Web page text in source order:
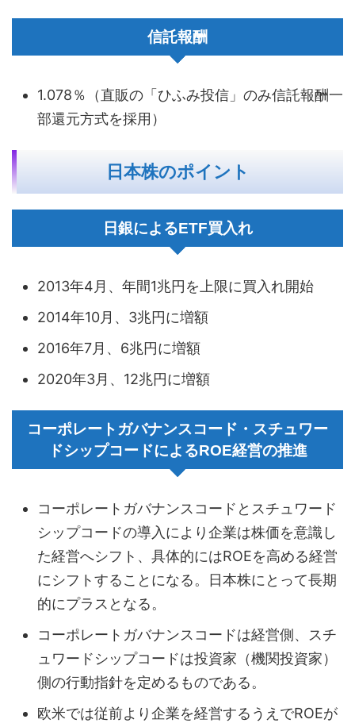
信託報酬
1.078％（直販の「ひふみ投信」のみ信託報酬一
部還元方式を採用）
日本株のポイント
日銀によるETF買入れ
2013年4月、年間1兆円を上限に買入れ開始
2014年10月、3兆円に増額
2016年7月、6兆円に増額
2020年3月、12兆円に増額
コーポレートガバナンスコード・スチュワー
ドシップコードによるROE経営の推進
コーポレートガバナンスコードとスチュワード
シップコードの導入により企業は株価を意識し
た経営へシフト、具体的にはROEを高める経営
にシフトすることになる。日本株にとって長期
的にプラスとなる。
コーポレートガバナンスコードは経営側、スチ
ュワードシップコードは投資家（機関投資家）
側の行動指針を定めるものである。
欧米では従前より企業を経営するうえでROEが